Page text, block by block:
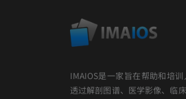
IMAIOS是一家旨在帮助和培
透过解剖图谱、医学影像、临